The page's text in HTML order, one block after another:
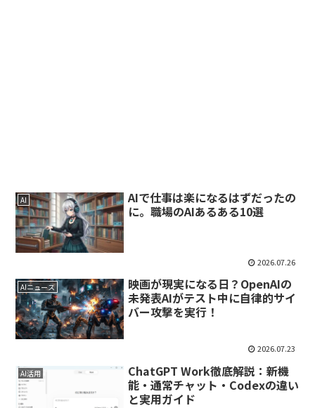
AI
AIで仕事は楽になるはずだったの
に。職場のAIあるある10選
2026.07.26
AIニュース
映画が現実になる日？OpenAIの
未発表AIがテスト中に自律的サイ
バー攻撃を実行！
2026.07.23
AI活用
ChatGPT Work徹底解説：新機
能・通常チャット・Codexの違い
と実用ガイド